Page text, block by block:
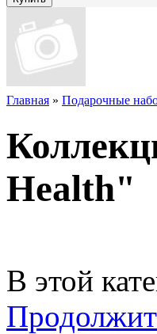
Главная » Подарочные
Health"
В этой